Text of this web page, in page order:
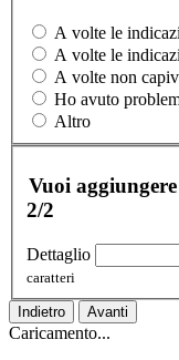
A volte le
A volte le
A volte non
Ho avuto
Altro
Vuoi
2/2
Dettaglio
caratteri
Indietro Avanti
Caricamento...